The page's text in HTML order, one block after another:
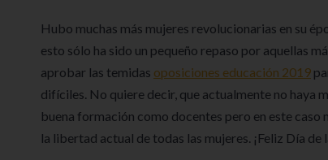
Hubo muchas más mujeres revolucionarias en su
esto sólo ha sido un pequeño repaso por aquellas
aprobar las temidas oposiciones educación 2019
difíciles. No quiere decir, que actualmente no haya
buena formación como docentes pero en este
la libertad actual de todas las mujeres. ¡Feliz Día